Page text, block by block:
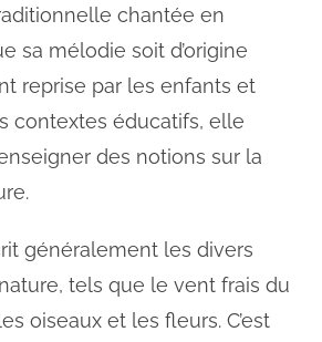
i
d
o
chantée en
sa mélodie soit d’origine
reprise par les enfants et
contextes éducatifs, elle
des notions sur la
généralement les divers
tels que le vent frais du
oiseaux et les fleurs. C’est